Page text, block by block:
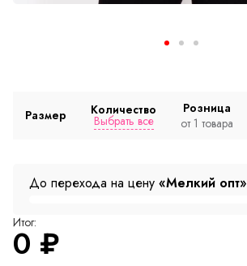
Размер Количество
Выбрать все
Розница
от 1 товара
До перехода на цену «Мелкий опт»
Итог:
0 ₽